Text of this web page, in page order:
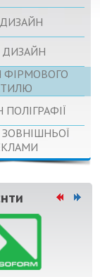
ДИЗАЙН
ФІРМОВОГО